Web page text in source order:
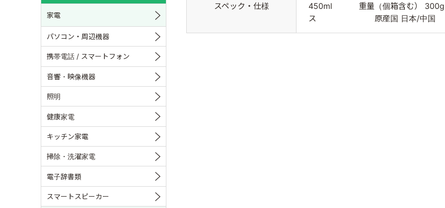
スペック・仕様
450ml 重量（個箱含む）
ス 原産国 日本/中国
家電
パソコン・周辺機器
携帯電話 / スマートフォン
音響・映像機器
照明
健康家電
キッチン家電
掃除・洗濯家電
電子辞書類
スマートスピーカー